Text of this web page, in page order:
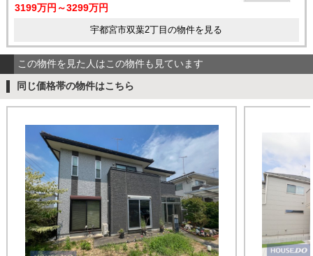
3199万円～3299万円
宇都宮市双葉2丁目の物件を見る
この物件を見た人はこの物件も見ています
同じ価格帯の物件はこちら